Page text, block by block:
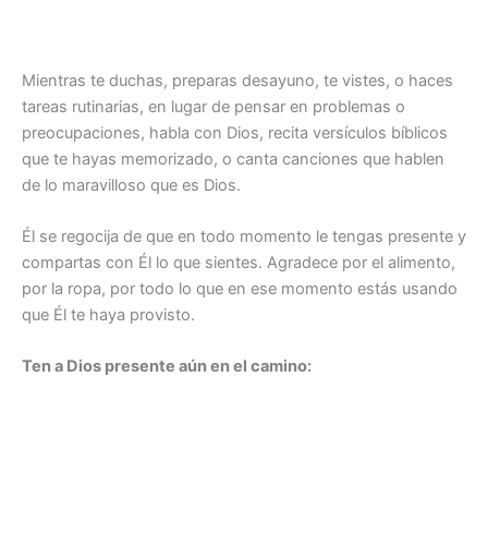
Mientras te duchas, preparas desayuno, te vistes, o haces
tareas rutinarias, en lugar de pensar en problemas o
preocupaciones, habla con Dios, recita versículos bíblicos
que te hayas memorizado, o canta canciones que hablen
de lo maravilloso que es Dios.
Él se regocija de que en todo momento le tengas presente y
compartas con Él lo que sientes. Agradece por el alimento,
por la ropa, por todo lo que en ese momento estás usando
que Él te haya provisto.
Ten a Dios presente aún en el camino: